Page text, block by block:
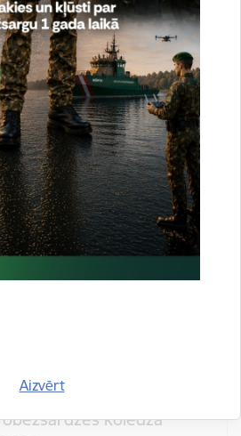
Aizvērt
robežsardzes koledžā,
ietvaros, viesojās
dienesta delegācija.
delegācijas
koledžā